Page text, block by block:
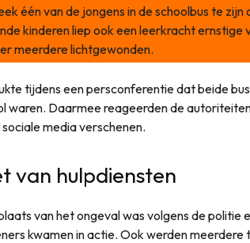
één van de jongens in de schoolbus te
kinderen liep ook een leerkracht ernstige
meerdere lichtgewonden.
tijdens een persconferentie dat beide
waren. Daarmee reageerden de
media verschenen.
van hulpdiensten
van het ongeval was volgens de politie
kwamen in actie. Ook werden